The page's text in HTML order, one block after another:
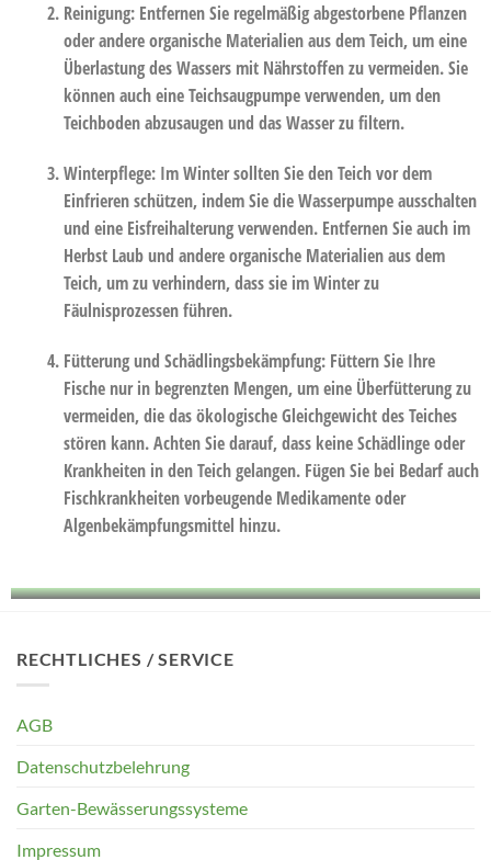
Reinigung: Entfernen Sie regelmäßig abgestorbene Pflanzen
oder andere organische Materialien aus dem Teich, um eine
Überlastung des Wassers mit Nährstoffen zu vermeiden. Sie
können auch eine Teichsaugpumpe verwenden, um den
Teichboden abzusaugen und das Wasser zu filtern.
Winterpflege: Im Winter sollten Sie den Teich vor dem
Einfrieren schützen, indem Sie die Wasserpumpe ausschalten
und eine Eisfreihalterung verwenden. Entfernen Sie auch im
Herbst Laub und andere organische Materialien aus dem
Teich, um zu verhindern, dass sie im Winter zu
Fäulnisprozessen führen.
Fütterung und Schädlingsbekämpfung: Füttern Sie Ihre
Fische nur in begrenzten Mengen, um eine Überfütterung zu
vermeiden, die das ökologische Gleichgewicht des Teiches
stören kann. Achten Sie darauf, dass keine Schädlinge oder
Krankheiten in den Teich gelangen. Fügen Sie bei Bedarf auch
Fischkrankheiten vorbeugende Medikamente oder
Algenbekämpfungsmittel hinzu.
RECHTLICHES / SERVICE
AGB
Datenschutzbelehrung
Garten-Bewässerungssysteme
Impressum